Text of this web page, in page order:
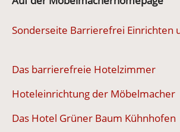
Sonderseite Barrierefrei Einrichten
Das barrierefreie Hotelzimmer
Hoteleinrichtung der Möbelmacher
Das Hotel Grüner Baum Kühnhofen